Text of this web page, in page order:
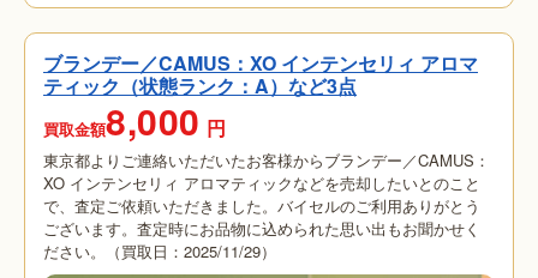
ブランデー／CAMUS：XO インテンセリィ アロマ
ティック（状態ランク：A）など3点
買取金額8,000 円
東京都よりご連絡いただいたお客様からブランデー／CAMUS：
XO インテンセリィ アロマティックなどを売却したいとのこと
で、査定ご依頼いただきました。バイセルのご利用ありがとう
ございます。査定時にお品物に込められた思い出もお聞かせく
ださい。（買取日：2025/11/29）